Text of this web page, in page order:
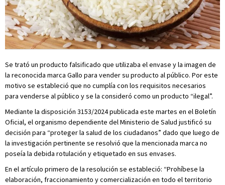
Se trató un producto falsificado que utilizaba el envase y la imagen de
la reconocida marca Gallo para vender su producto al público. Por este
motivo se estableció que no cumplía con los requisitos necesarios
para venderse al público y se la consideró como un producto “ilegal”.
Mediante la disposición 3153/2024 publicada este martes en el Boletín
Oficial, el organismo dependiente del Ministerio de Salud justificó su
decisión para “proteger la salud de los ciudadanos” dado que luego de
la investigación pertinente se resolvió que la mencionada marca no
poseía la debida rotulación y etiquetado en sus envases.
En el artículo primero de la resolución se estableció: “Prohíbese la
elaboración, fraccionamiento y comercialización en todo el territorio